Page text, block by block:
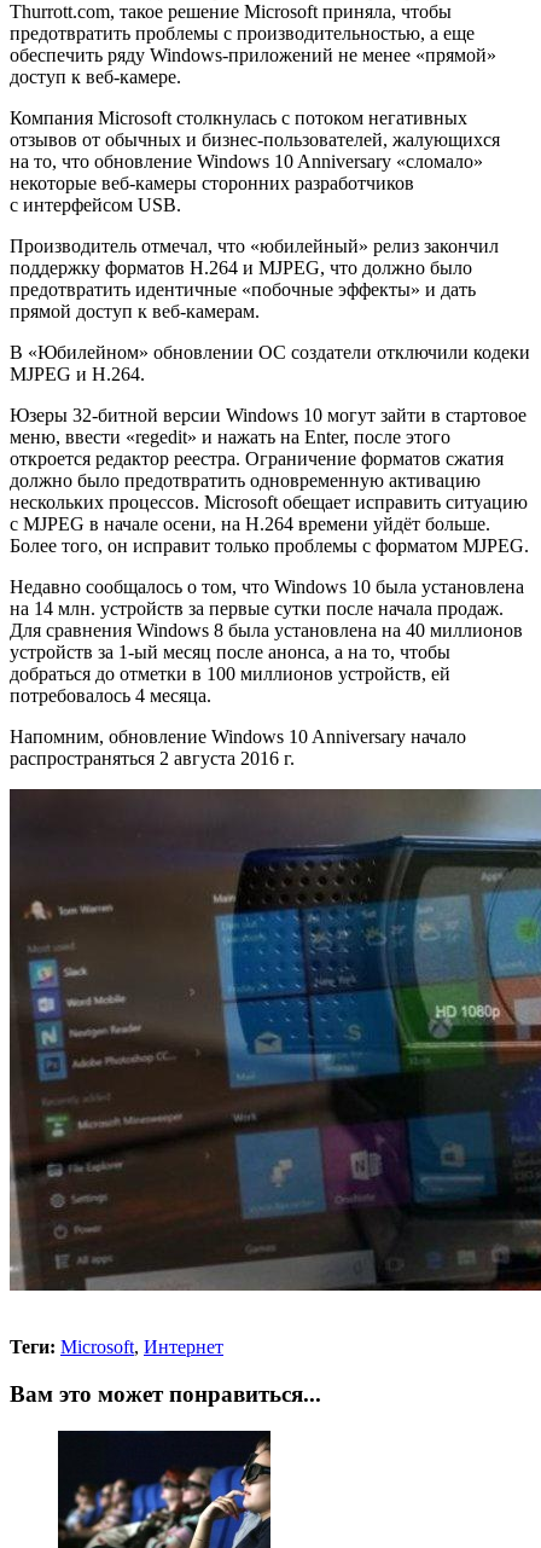
Thurrott.com, такое решение Microsoft приняла, чтобы
предотвратить проблемы с производительностью, а еще
обеспечить ряду Windows-приложений не менее «прямой»
доступ к веб-камере.
Компания Microsoft столкнулась с потоком негативных
отзывов от обычных и бизнес-пользователей, жалующихся
на то, что обновление Windows 10 Anniversary «сломало»
некоторые веб-камеры сторонних разработчиков
с интерфейсом USB.
Производитель отмечал, что «юбилейный» релиз закончил
поддержку форматов H.264 и MJPEG, что должно было
предотвратить идентичные «побочные эффекты» и дать
прямой доступ к веб-камерам.
В «Юбилейном» обновлении ОС создатели отключили кодеки
MJPEG и H.264.
Юзеры 32-битной версии Windows 10 могут зайти в стартовое
меню, ввести «regedit» и нажать на Enter, после этого
откроется редактор реестра. Ограничение форматов сжатия
должно было предотвратить одновременную активацию
нескольких процессов. Microsoft обещает исправить ситуацию
с MJPEG в начале осени, на H.264 времени уйдёт больше.
Более того, он исправит только проблемы с форматом MJPEG.
Недавно сообщалось о том, что Windows 10 была установлена
на 14 млн. устройств за первые сутки после начала продаж.
Для сравнения Windows 8 была установлена на 40 миллионов
устройств за 1-ый месяц после анонса, а на то, чтобы
добраться до отметки в 100 миллионов устройств, ей
потребовалось 4 месяца.
Напомним, обновление Windows 10 Anniversary начало
распространяться 2 августа 2016 г.
Теги: Microsoft, Интернет
Вам это может понравиться...